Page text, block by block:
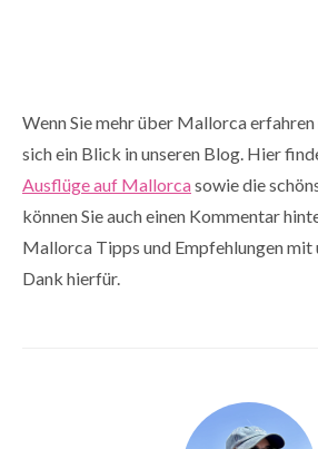
Wenn Sie mehr über Mallorca
sich ein Blick in unseren Blog. Hier
Ausflüge auf Mallorcasowiedie
können Sie auch einen Kommentar
Mallorca Tipps und Empfehlungen mit
Dank hierfür.